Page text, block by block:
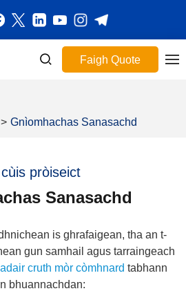
Faigh Quote
> Gnìomhachas Sanasachd
pròiseict
Sanasachd
is ghrafaigean, tha an t-
gun samhail agus tarraingeach
cruth mòr còmhnard tabhann
bhuannachdan: